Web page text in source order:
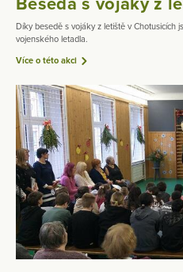
Beseda s vojáky z
Díky besedě s vojáky z letiště v Chotusicích
vojenského letadla.
Více o této akci